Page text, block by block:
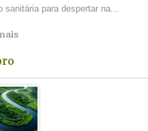
sanitária para despertar na...